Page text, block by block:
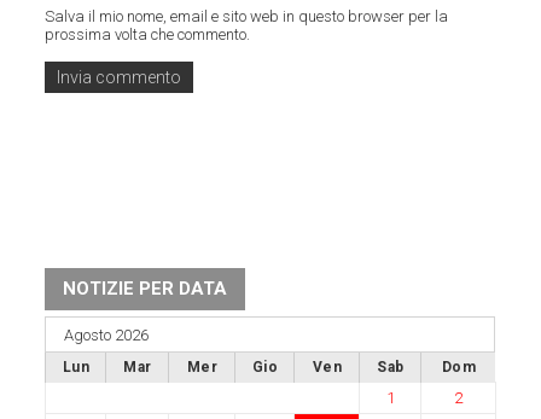
Salva il mio nome, email e sito web in questo browser per la
prossima volta che commento.
NOTIZIE PER DATA
Agosto 2026
Lun Mar Mer Gio Ven Sab Dom
1
2